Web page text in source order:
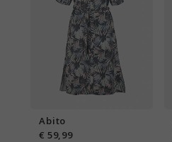
Abito
€ 59,99